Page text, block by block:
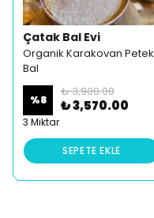
Çatak Bal Evi
Organik Karakovan Petek
Bal
%8
₺ 3,900.00
₺ 3,570.00
3 Miktar
SEPETE EKLE